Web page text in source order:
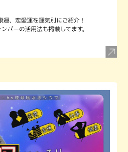
、恋愛運を運気別にご紹介！
バーの活用法も掲載してます。